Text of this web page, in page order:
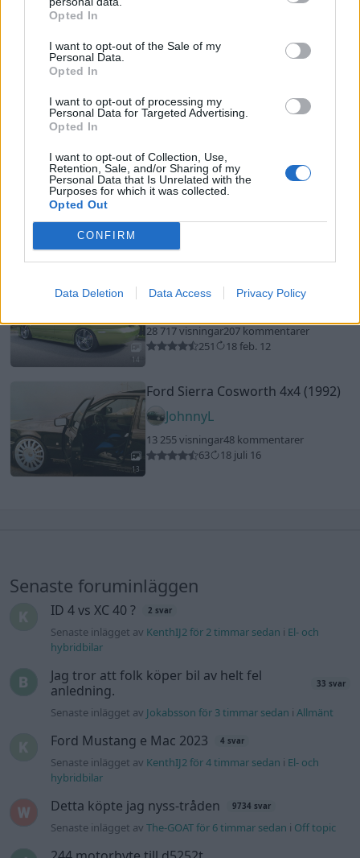
Opted In
I want to opt-out of the Sale of my
Personal Data.
Opted In
I want to opt-out of processing my
Personal Data for Targeted Advertising.
Opted In
I want to opt-out of Collection, Use,
Retention, Sale, and/or Sharing of my
Personal Data that Is Unrelated with the
Purposes for which it was collected.
Opted Out
CONFIRM
Data Deletion Data Access Privacy Policy
4 kommentarer
"Extra allt"(1992)
82 461 visningar531 kommentarer
16
Mitsubishi Evo 8"MR"
(2004)
MulleTurbo1990
20 922 visningar123 kommentarer
14
Volvo s40 2.0T (2001)
28 717 visningar207 kommentarer
251
18 feb. 12
13
Ford Sierra Cosworth 4x4 (1992)
JohnnyL
13 255 visningar48 kommentarer
63
18 juli 16
Senaste foruminläggen
ID 4 vs XC 40 ? 2 svar
Senaste inlägget av KenthIJ2 för 2 timmar sedan i El- och
hybridbilar
Jag tror att folk köper bil av helt fel
anledning.
33 svar
Senaste inlägget av Jokabsson för 3 timmar sedan iAllmänt
Ford Mustang e Mac 2023 4 svar
Senaste inlägget av KenthIJ2 för 4 timmar sedan i El- och
hybridbilar
Detta köpte jag nyss-tråden 9734 svar
Senaste inlägget avThe-GOAT för 6 timmar sedan i Off topic